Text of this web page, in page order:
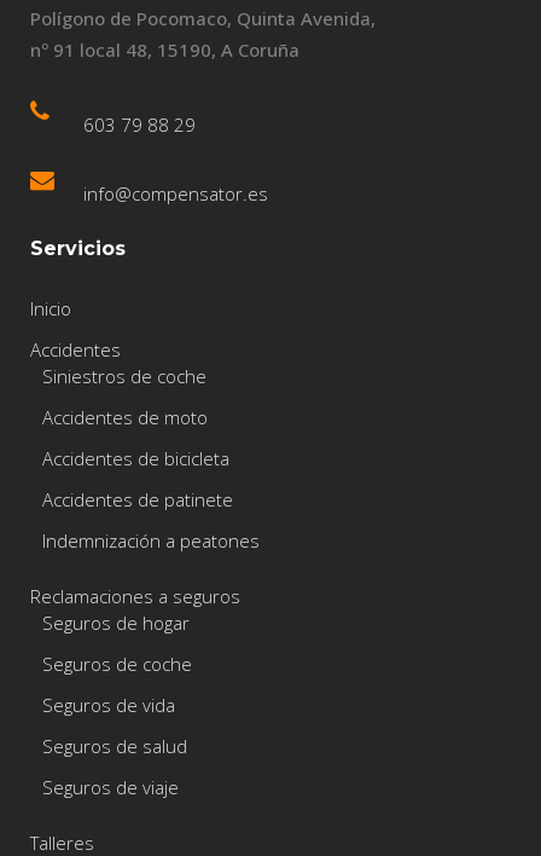
Polígono de Pocomaco, Quinta Avenida,
nº 91 local 48, 15190, A Coruña
603 79 88 29
info@compensator.es
Servicios
Inicio
Accidentes
Siniestros de coche
Accidentes de moto
Accidentes de bicicleta
Accidentes de patinete
Indemnización a peatones
Reclamaciones a seguros
Seguros de hogar
Seguros de coche
Seguros de vida
Seguros de salud
Seguros de viaje
Talleres